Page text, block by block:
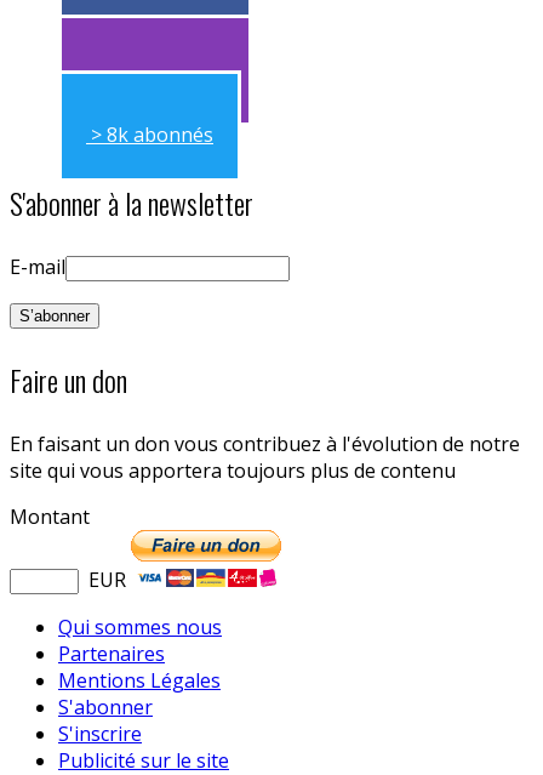
> 11k abonnés
> 11k abonnés
> 8k abonnés
S'abonner à la newsletter
E-mail
Faire un don
En faisant un don vous contribuez à l'évolution de notre
site qui vous apportera toujours plus de contenu
Montant
EUR
Qui sommes nous
Partenaires
Mentions Légales
S'abonner
S'inscrire
Publicité sur le site